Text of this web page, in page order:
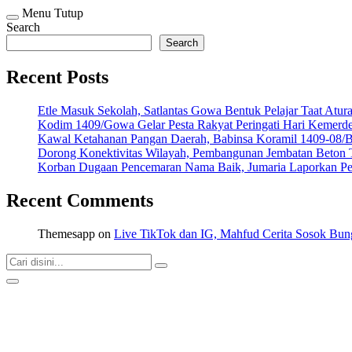
Menu Tutup
Search
Search
Recent Posts
Etle Masuk Sekolah, Satlantas Gowa Bentuk Pelajar Taat
Kodim 1409/Gowa Gelar Pesta Rakyat Peringati Hari
Kawal Ketahanan Pangan Daerah, Babinsa Koramil 1409-
Dorong Konektivitas Wilayah, Pembangunan Jembatan
Korban Dugaan Pencemaran Nama Baik, Jumaria Laporkan
Recent Comments
Themesapp on Live TikTok dan IG, Mahfud Cerita Sosok